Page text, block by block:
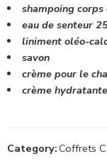
shampoing
eau de senteur
liniment oléo-
savon
crème pour le
crème hydratante
Category:Coffrets